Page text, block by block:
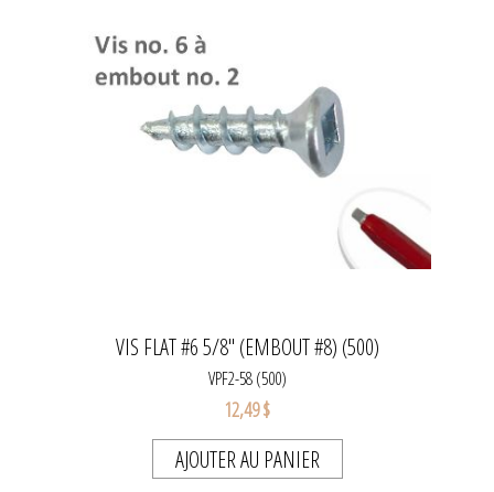
VIS FLAT #6 5/8" (EMBOUT #8) (500)
VPF2-58 (500)
12,49 $
AJOUTER AU PANIER